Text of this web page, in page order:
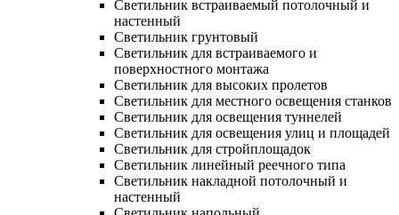
Светильник встраиваемый потолочный и
настенный
Светильник грунтовый
Светильник для встраиваемого и
поверхностного монтажа
Светильник для высоких пролетов
Светильник для местного освещения станков
Светильник для освещения туннелей
Светильник для освещения улиц и площадей
Светильник для стройплощадок
Светильник линейный реечного типа
Светильник накладной потолочный и
настенный